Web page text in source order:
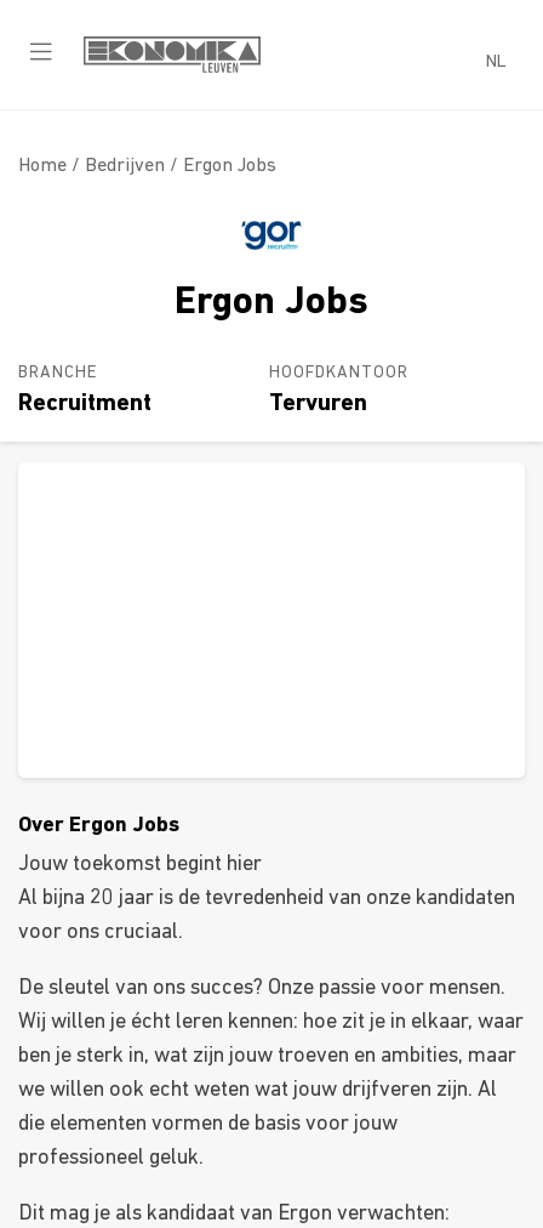
NL
Home / Bedrijven / Ergon Jobs
Ergon Jobs
BRANCHE
Recruitment
HOOFDKANTOOR
Tervuren
Over Ergon Jobs
Jouw toekomst begint hier
Al bijna 20 jaar is de tevredenheid van onze kandidaten
voor ons cruciaal.
De sleutel van ons succes? Onze passie voor mensen.
Wij willen je écht leren kennen: hoe zit je in elkaar, waar
ben je sterk in, wat zijn jouw troeven en ambities, maar
we willen ook echt weten wat jouw drijfveren zijn. Al
die elementen vormen de basis voor jouw
professioneel geluk.
Dit mag je als kandidaat van Ergon verwachten: